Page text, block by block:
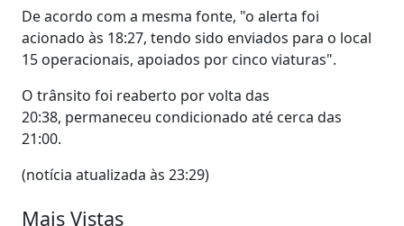
De acordo com a mesma fonte, "o alerta foi
acionado às 18:27, tendo sido enviados para o local
15 operacionais, apoiados por cinco viaturas".
O trânsito foi reaberto por volta das
20:38, permaneceu condicionado até cerca das
21:00.
(notícia atualizada às 23:29)
Mais Vistas